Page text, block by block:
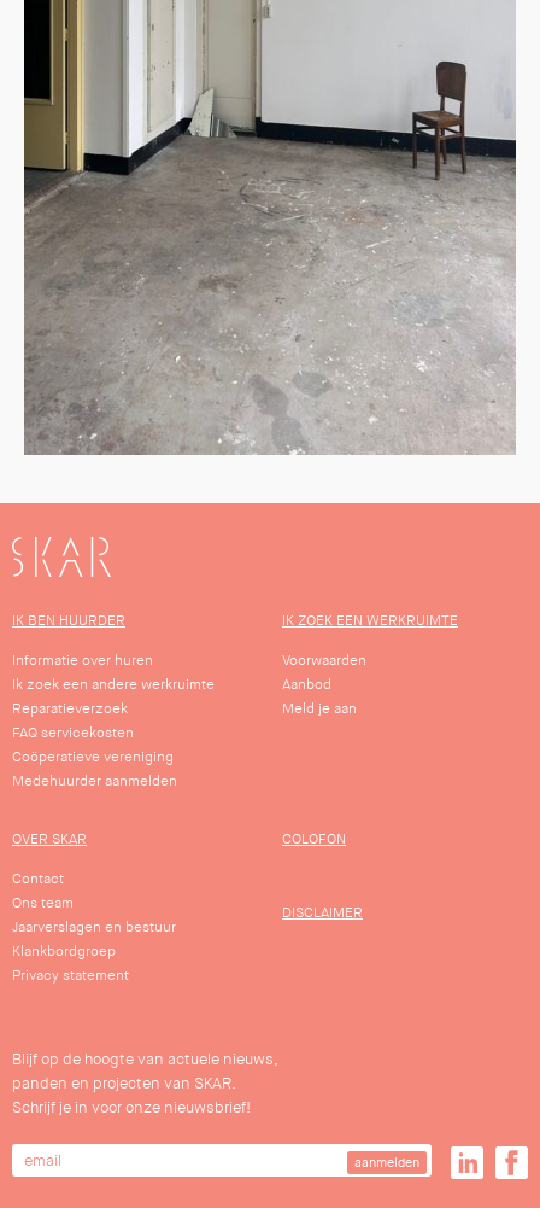
SKAR
IK BEN HUURDER
Informatie over huren
Ik zoek een andere werkruimte
Reparatieverzoek
FAQ servicekosten
Coöperatieve vereniging
Medehuurder aanmelden
IK ZOEK EEN WERKRUIMTE
Voorwaarden
Aanbod
Meld je aan
OVER SKAR
Contact
Ons team
Jaarverslagen en bestuur
Klankbordgroep
Privacy statement
COLOFON
DISCLAIMER
Blijf op de hoogte van actuele nieuws,
panden en projecten van SKAR.
Schrijf je in voor onze nieuwsbrief!